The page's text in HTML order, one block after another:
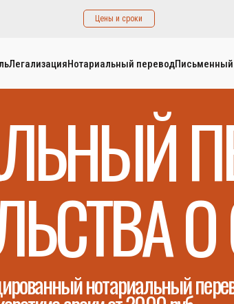
Цены и сроки
ЛегализацияНотариальный перевод
нотариальный